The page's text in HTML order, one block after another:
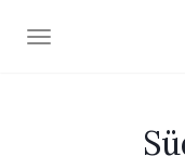
NAVIGATION